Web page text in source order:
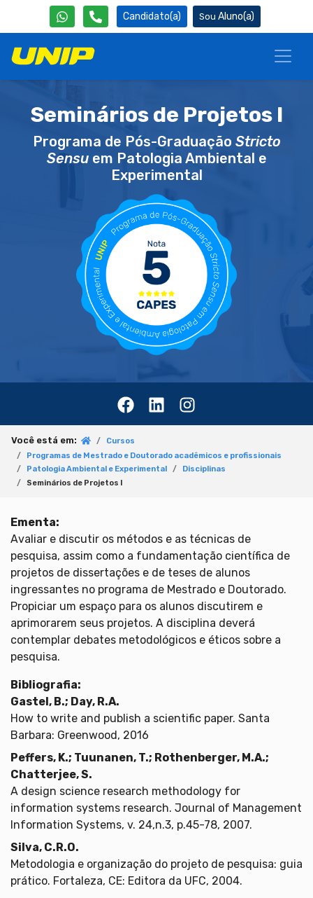
Candidato(a) Aluno(a)
Seminários de Projetos I
Programa de Pós-Graduação Stricto
Sensuem Patologia Ambiental e
Experimental
Você está em:
Cursos
Programas de Mestrado e Doutorado acadêmicos e profissionais
Patologia Ambiental e Experimental
Disciplinas
Seminários de Projetos I
Ementa:
Avaliar e discutir os métodos e as técnicas de
pesquisa, assim como a fundamentação científica de
projetos de dissertações e de teses de alunos
ingressantes no programa de Mestrado e Doutorado.
Propiciar um espaço para os alunos discutirem e
aprimorarem seus projetos. A disciplina deverá
contemplar debates metodológicos e éticos sobre a
pesquisa.
Bibliografia:
Gastel, B.; Day, R.A.
How to write and publish a scientific paper. Santa
Barbara: Greenwood, 2016
Peffers, K.; Tuunanen, T.; Rothenberger, M.A.;
Chatterjee, S.
A design science research methodology for
information systems research. Journal of Management
Information Systems, v. 24,n.3, p.45-78, 2007.
Silva, C.R.O.
Metodologia e organização do projeto de pesquisa: guia
prático. Fortaleza, CE: Editora da UFC, 2004.